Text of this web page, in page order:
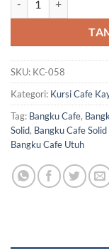
SKU: KC-058
Kategori: Kursi Cafe
Tag: Bangku Cafe,
Solid, Bangku Cafe
Bangku Cafe Utuh